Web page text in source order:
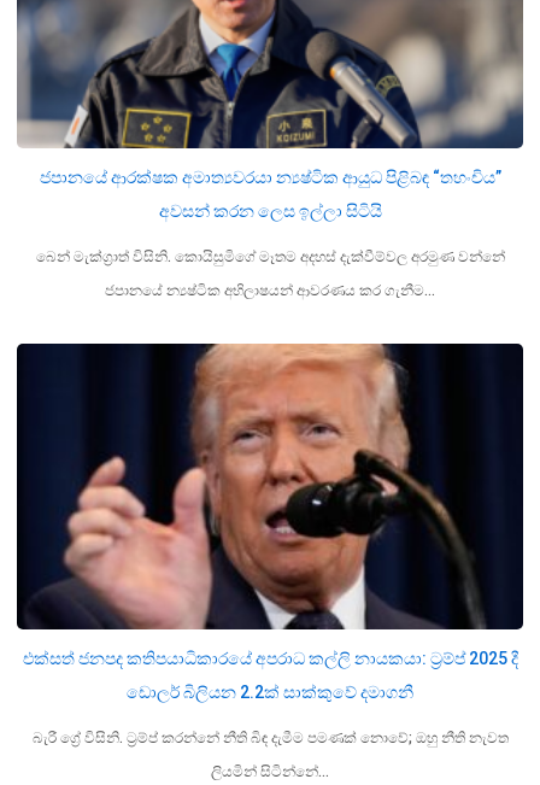
ජපානයේ ආරක්ෂක අමාත්‍යවරයා න්‍යෂ්ටික ආයුධ පිළිබඳ “තහංචිය”
අවසන් කරන ලෙස ඉල්ලා සිටියි
බෙන් මැක්ග්‍රාත් විසිනි. කොයිසුමිගේ මෑතම අදහස් දැක්වීම්වල අරමුණ වන්නේ
ජපානයේ න්‍යෂ්ටික අභිලාෂයන් ආවරණය කර ගැනීම…
එක්සත් ජනපද කතිපයාධිකාරයේ අපරාධ කල්ලි නායකයා: ට්‍රම්ප් 2025 දී
ඩොලර් බිලියන 2.2ක් සාක්කුවේ දමාගනී
බැරී ග්‍රේ විසිනි. ට්‍රම්ප් කරන්නේ නීති බිඳ දැමීම පමණක් නොවේ; ඔහු නීති නැවත
ලියමින් සිටින්නේ…